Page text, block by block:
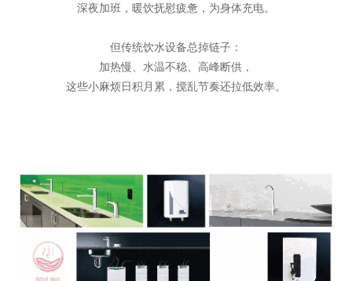
深夜加班，暖饮抚慰疲惫，为身体充电。
但传统饮水设备总掉链子：
加热慢、水温不稳、高峰断供，
这些小麻烦日积月累，搅乱节奏还拉低效率。